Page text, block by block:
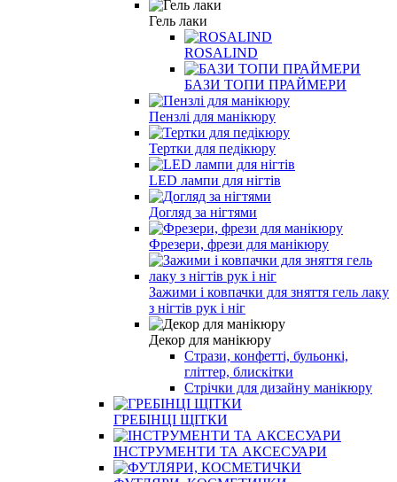
Гель лаки
ROSALIND
БАЗИ ТОПИ ПРАЙМЕРИ
Пензлі для манікюру
Тертки для педікюру
LED лампи для нігтів
Догляд за нігтями
Фрезери, фрези для манікюру
Зажими і ковпачки для зняття гель лаку
з нігтів рук і ніг
Декор для манікюру
Стрази, конфетті, бульонкі,
гліттер, блискітки
Стрічки для дизайну манікюру
ГРЕБІНЦІ ЩІТКИ
ІНСТРУМЕНТИ ТА АКСЕСУАРИ